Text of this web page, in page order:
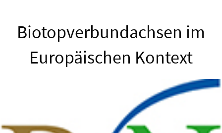
Biotopverbundachsen im
Europäischen Kontext